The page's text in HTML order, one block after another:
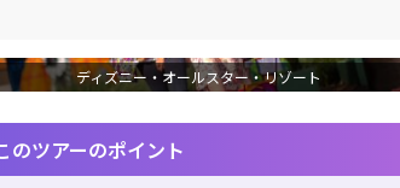
ディズニー・オールスター・リゾート
のツアーのポイント